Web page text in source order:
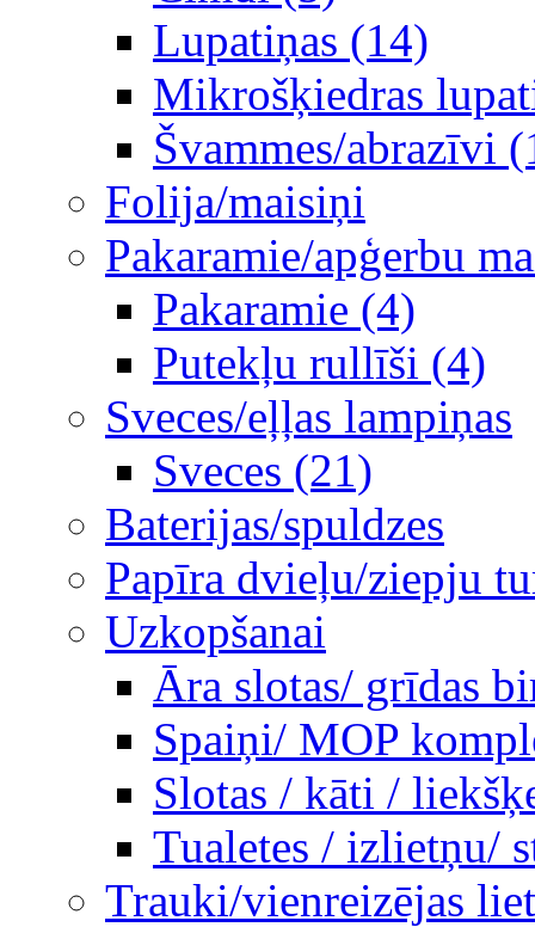
Lupatiņas (14)
Mikrošķiedras
Švammes/abrazīvi
Folija/maisiņi
Pakaramie/apģerbu
Pakaramie (4)
Putekļu rullīši (4)
Sveces/eļļas lampiņas
Sveces (21)
Baterijas/spuldzes
Papīra dvieļu/ziepju
Uzkopšanai
Āra slotas/ grīdas
Spaiņi/ MOP
Slotas / kāti /
Tualetes / izlietņu/
Trauki/vienreizējas